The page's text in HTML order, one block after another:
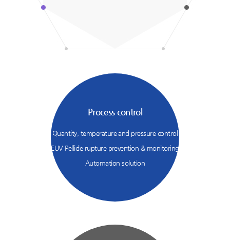
Process control
Quantity, temperature and pressure control
EUV Pellicle rupture prevention & monitoring
Automation solution